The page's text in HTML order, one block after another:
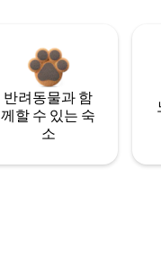
반려동물과 함
께할 수 있는 숙
소